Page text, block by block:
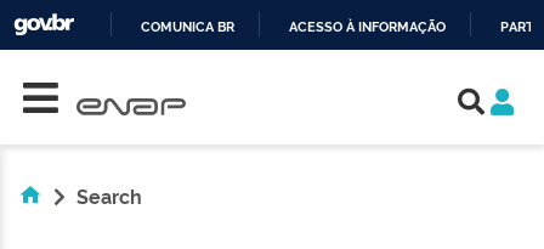
COMUNICA BR ACESSO À INFORMAÇÃO
Search